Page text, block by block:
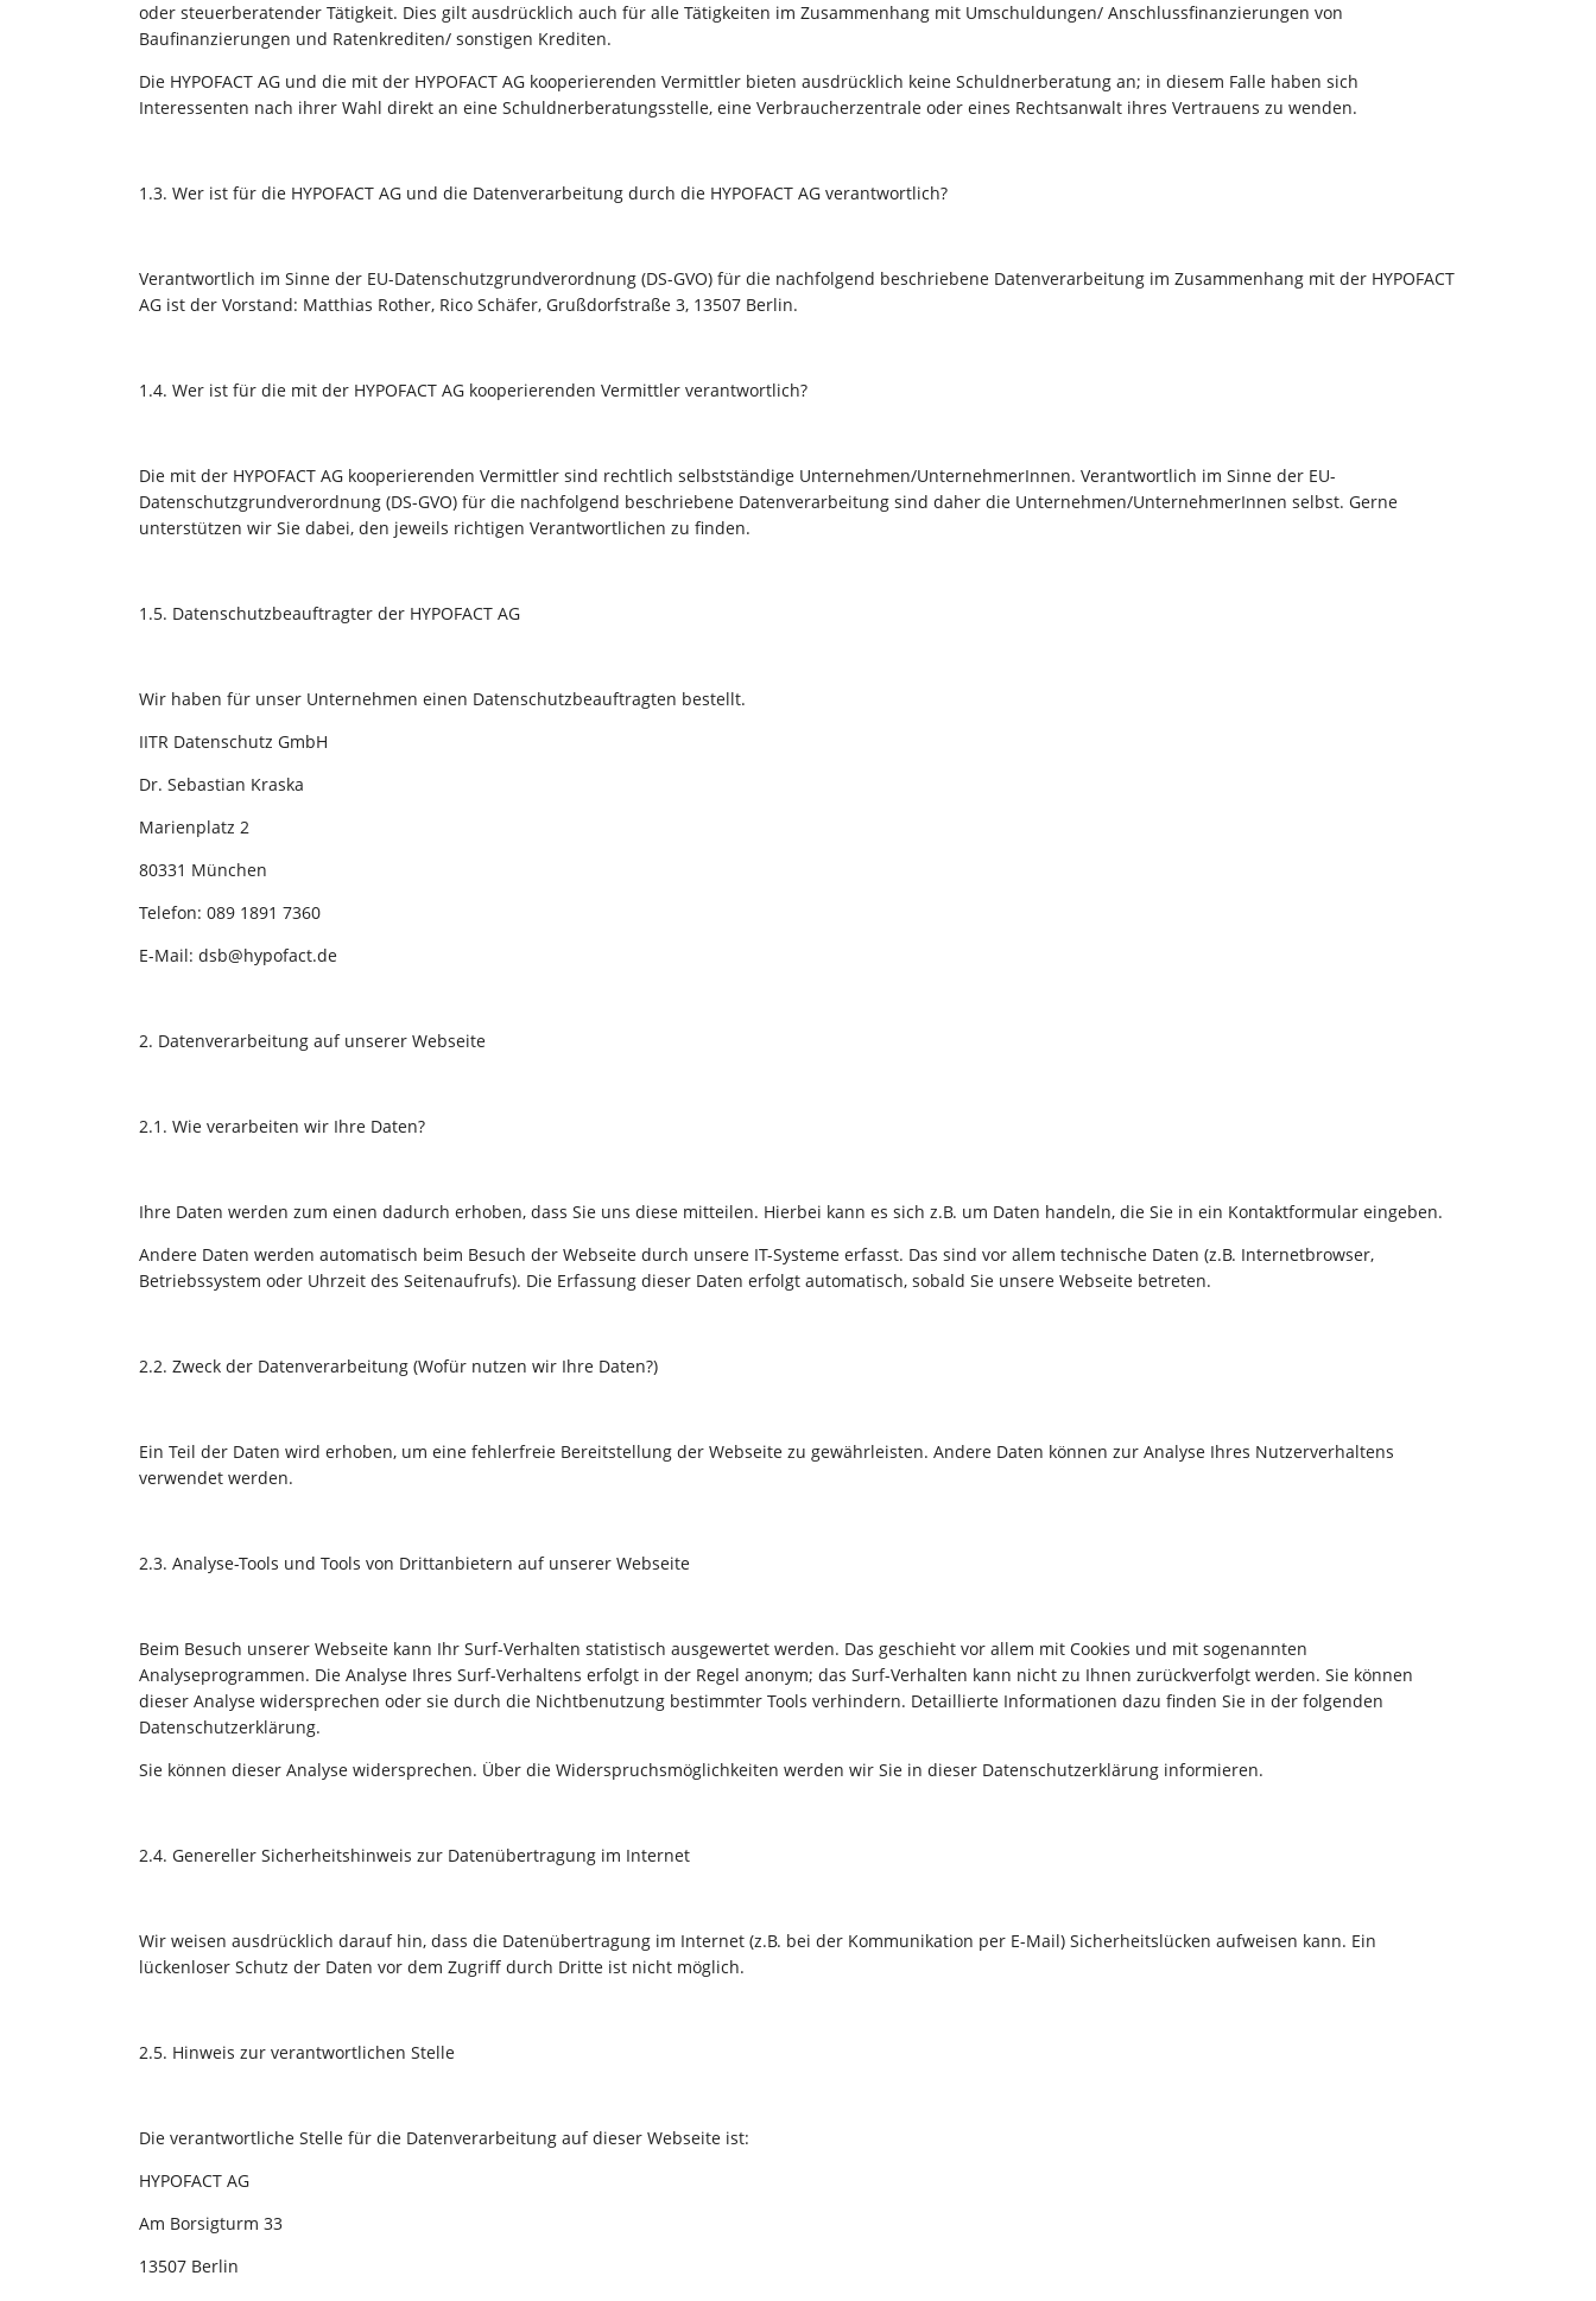
oder steuerberatender Tätigkeit. Dies gilt ausdrücklich auch für alle Tätigkeiten im Zusammenhang mit Umschuldungen/ Anschlussfinanzierungen von
Baufinanzierungen und Ratenkrediten/ sonstigen Krediten.
Die HYPOFACT AG und die mit der HYPOFACT AG kooperierenden Vermittler bieten ausdrücklich keine Schuldnerberatung an; in diesem Falle haben sich
Interessenten nach ihrer Wahl direkt an eine Schuldnerberatungsstelle, eine Verbraucherzentrale oder eines Rechtsanwalt ihres Vertrauens zu wenden.
1.3. Wer ist für die HYPOFACT AG und die Datenverarbeitung durch die HYPOFACT AG verantwortlich?
Verantwortlich im Sinne der EU-Datenschutzgrundverordnung (DS-GVO) für die nachfolgend beschriebene Datenverarbeitung im Zusammenhang mit der HYPOFACT
AG ist der Vorstand: Matthias Rother, Rico Schäfer, Grußdorfstraße 3, 13507 Berlin.
1.4. Wer ist für die mit der HYPOFACT AG kooperierenden Vermittler verantwortlich?
Die mit der HYPOFACT AG kooperierenden Vermittler sind rechtlich selbstständige Unternehmen/UnternehmerInnen. Verantwortlich im Sinne der EU-
Datenschutzgrundverordnung (DS-GVO) für die nachfolgend beschriebene Datenverarbeitung sind daher die Unternehmen/UnternehmerInnen selbst. Gerne
unterstützen wir Sie dabei, den jeweils richtigen Verantwortlichen zu finden.
1.5. Datenschutzbeauftragter der HYPOFACT AG
Wir haben für unser Unternehmen einen Datenschutzbeauftragten bestellt.
IITR Datenschutz GmbH
Dr. Sebastian Kraska
Marienplatz 2
80331 München
Telefon: 089 1891 7360
E-Mail: dsb@hypofact.de
2. Datenverarbeitung auf unserer Webseite
2.1. Wie verarbeiten wir Ihre Daten?
Ihre Daten werden zum einen dadurch erhoben, dass Sie uns diese mitteilen. Hierbei kann es sich z.B. um Daten handeln, die Sie in ein Kontaktformular eingeben.
Andere Daten werden automatisch beim Besuch der Webseite durch unsere IT-Systeme erfasst. Das sind vor allem technische Daten (z.B. Internetbrowser,
Betriebssystem oder Uhrzeit des Seitenaufrufs). Die Erfassung dieser Daten erfolgt automatisch, sobald Sie unsere Webseite betreten.
2.2. Zweck der Datenverarbeitung (Wofür nutzen wir Ihre Daten?)
Ein Teil der Daten wird erhoben, um eine fehlerfreie Bereitstellung der Webseite zu gewährleisten. Andere Daten können zur Analyse Ihres Nutzerverhaltens
verwendet werden.
2.3. Analyse-Tools und Tools von Drittanbietern auf unserer Webseite
Beim Besuch unserer Webseite kann Ihr Surf-Verhalten statistisch ausgewertet werden. Das geschieht vor allem mit Cookies und mit sogenannten
Analyseprogrammen. Die Analyse Ihres Surf-Verhaltens erfolgt in der Regel anonym; das Surf-Verhalten kann nicht zu Ihnen zurückverfolgt werden. Sie können
dieser Analyse widersprechen oder sie durch die Nichtbenutzung bestimmter Tools verhindern. Detaillierte Informationen dazu finden Sie in der folgenden
Datenschutzerklärung.
Sie können dieser Analyse widersprechen. Über die Widerspruchsmöglichkeiten werden wir Sie in dieser Datenschutzerklärung informieren.
2.4. Genereller Sicherheitshinweis zur Datenübertragung im Internet
Wir weisen ausdrücklich darauf hin, dass die Datenübertragung im Internet (z.B. bei der Kommunikation per E-Mail) Sicherheitslücken aufweisen kann. Ein
lückenloser Schutz der Daten vor dem Zugriff durch Dritte ist nicht möglich.
2.5. Hinweis zur verantwortlichen Stelle
Die verantwortliche Stelle für die Datenverarbeitung auf dieser Webseite ist:
HYPOFACT AG
Am Borsigturm 33
13507 Berlin